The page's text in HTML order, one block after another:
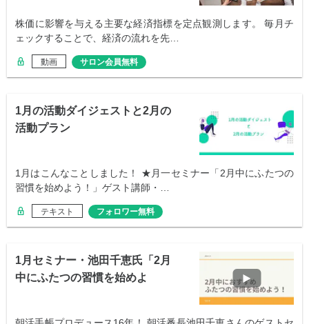
株価に影響を与える主要な経済指標を定点観測します。 毎月チ
ェックすることで、経済の流れを先…
動画 サロン会員無料
1月の活動ダイジェストと2月の
活動プラン
1月はこんなことしました！ ★月一セミナー「2月中にふたつの
習慣を始めよう！」ゲスト講師・…
テキスト フォロワー無料
1月セミナー・池田千恵氏「2月
中にふたつの習慣を始めよ